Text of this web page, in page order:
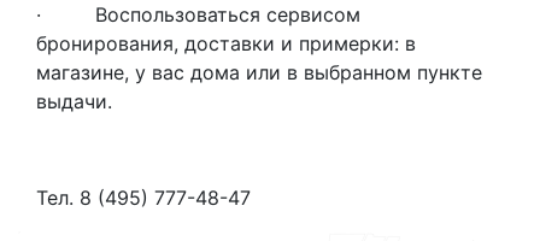
· Воспользоваться сервисом
бронирования, доставки и примерки: в
магазине, у вас дома или в выбранном пункте
выдачи.
Тел. 8 (495) 777-48-47